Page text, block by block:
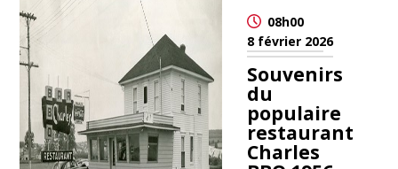
08h00
8 février 2026
Souvenirs
du
populaire
restaurant
Charles